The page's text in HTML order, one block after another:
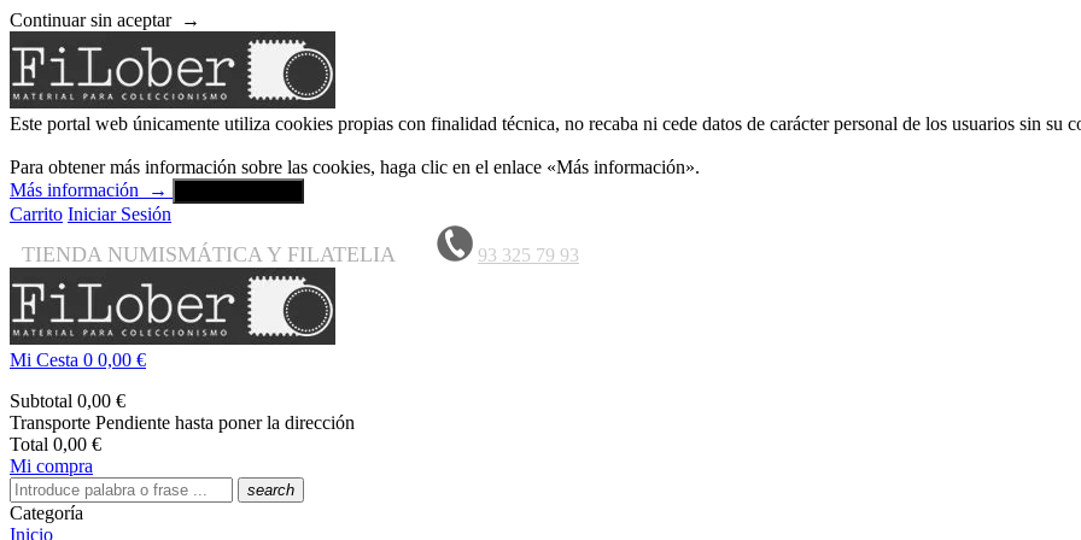
Continuar sin aceptar →
Este portal web únicamente utiliza cookies propias con finalidad técnica, no recaba ni cede datos de carácter personal de los usuarios sin su
Para obtener más información sobre las cookies, haga clic en el enlace «Más información».
Más información
→
Carrito Iniciar Sesión
TIENDA NUMISMÁTICA Y FILATELIA 93 325 79 93
Mi Cesta 0 0,00 €
Subtotal 0,00 €
Transporte Pendiente hasta poner la dirección
Total 0,00 €
Mi compra
search
Categoría
Inicio